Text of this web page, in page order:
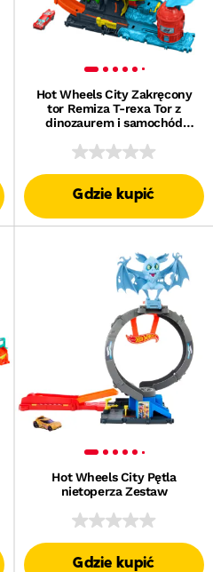
Hot Wheels City Zakręcony
tor Remiza T-rexa Tor z
dinozaurem i samochód
Gdzie kupić
Hot Wheels City Pętla
nietoperza Zestaw
Gdzie kupić